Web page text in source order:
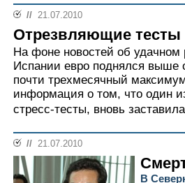
// 21.07.2010
Отрезвляющие тесты
На фоне новостей об удачном
Испании евро поднялся выше
почти трехмесячный
информация о том, что один
стресс-тесты, вновь
// 21.07.2010
В